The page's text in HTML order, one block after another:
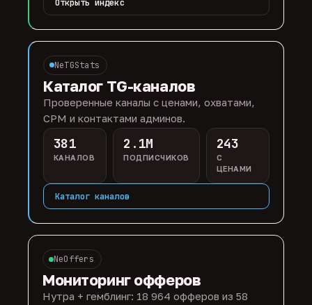
NeTGStats
Каталог TG-каналов
Проверенные каналы с ценами, охватами,
CPM и контактами админов.
381
КАНАЛОВ
2.1M
ПОДПИСЧИКОВ
243
С
ЦЕНАМИ
Каталог каналов
NeOffers
Мониторинг офферов
Нутра + гемблинг: 18 964 офферов из 58